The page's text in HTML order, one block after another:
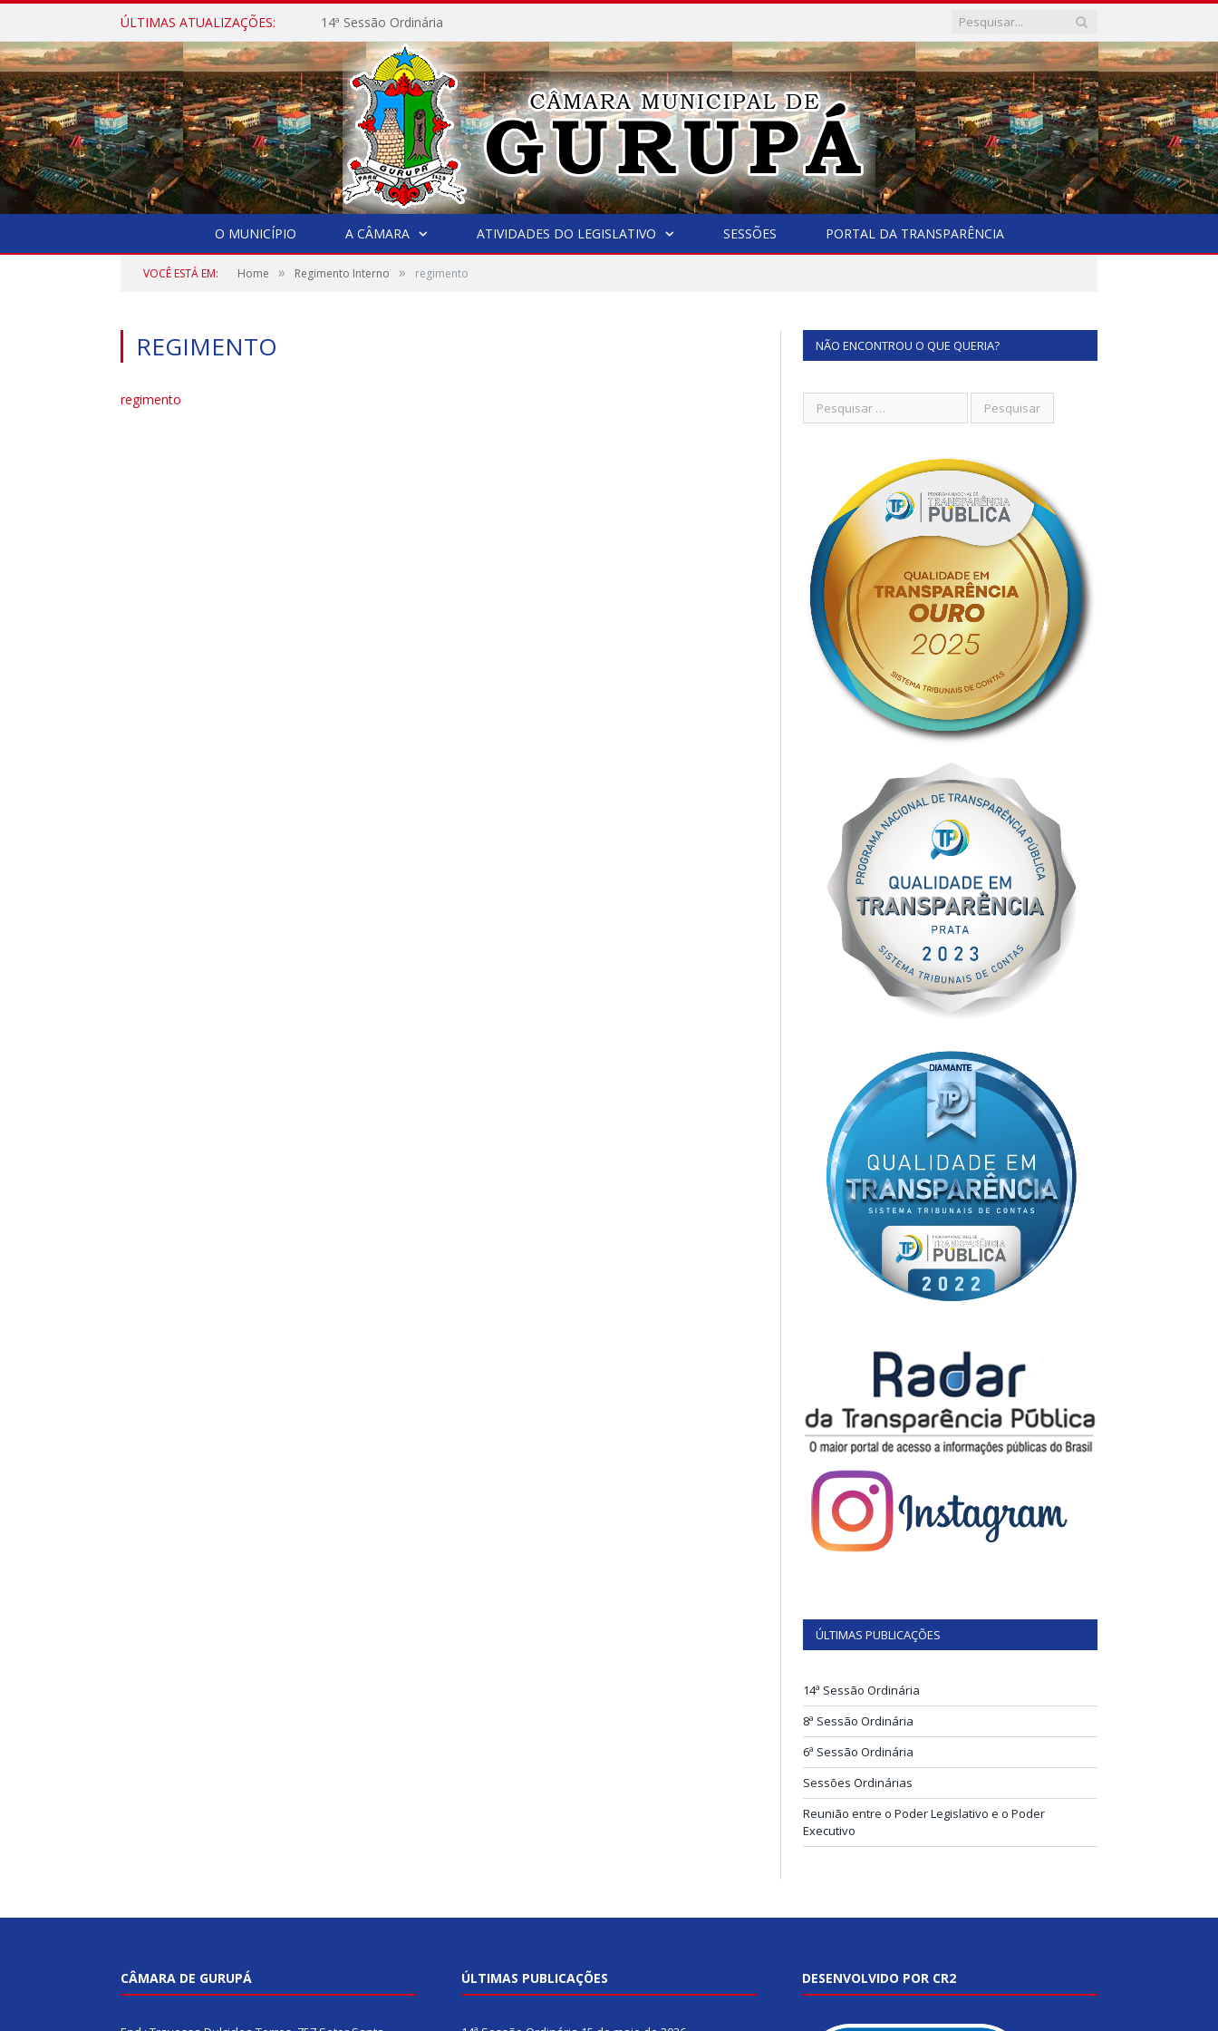
ÚLTIMAS ATUALIZAÇÕES: 14ª Sessão Ordinária
O MUNICÍPIO A CÂMARA ATIVIDADES DO LEGISLATIVO SESSÕES PORTAL DA TRANSPARÊNCIA
VOCÊ ESTÁ EM: Home » Regimento Interno » regimento
REGIMENTO
regimento
NÃO ENCONTROU O QUE QUERIA?
ÚLTIMAS PUBLICAÇÕES
14ª Sessão Ordinária
8ª Sessão Ordinária
6ª Sessão Ordinária
Sessões Ordinárias
Reunião entre o Poder Legislativo e o Poder
Executivo
CÂMARA DE GURUPÁ ÚLTIMAS PUBLICAÇÕES DESENVOLVIDO POR CR2